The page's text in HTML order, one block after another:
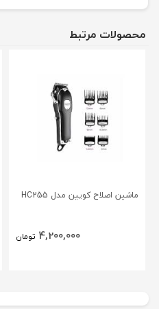
محصولات مرتبط
ماشین اصلاح کویین مدل HC255
4,200,000 تومان